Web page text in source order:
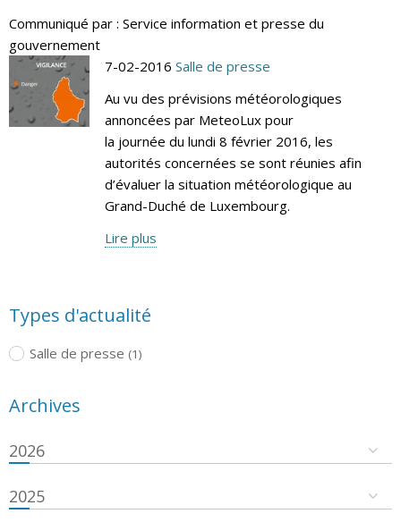
Communiqué par : Service information et presse du
gouvernement
7-02-2016 Salle de presse
Au vu des prévisions météorologiques
annoncées par MeteoLux pour
la journée du lundi 8 février 2016, les
autorités concernées se sont réunies afin
d’évaluer la situation météorologique au
Grand-Duché de Luxembourg.
Lire plus
Types d'actualité
Salle de presse (1)
Archives
2026
2025